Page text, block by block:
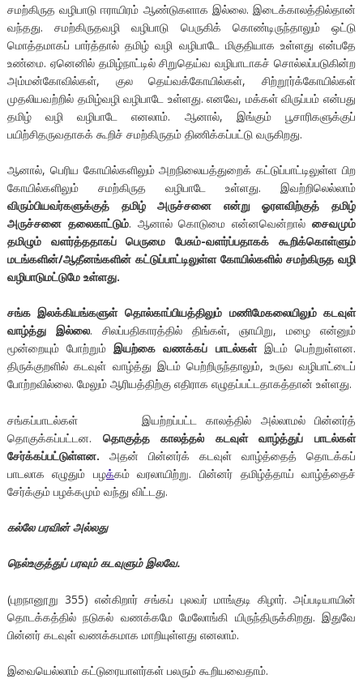
சமற்கிருத வழிபாடு ஈராயிரம் ஆண்டுகளாக இல்லை. இடைக்காலத்தில்தான்
வந்தது. சமற்கிருதவழி வழிபாடு பெருகிக் கொண்டிருந்தாலும் ஒட்டு
மொத்தமாகப் பார்த்தால் தமிழ் வழி வழிபாடே மிகுதியாக உள்ளது என்பதே
உண்மை. ஏனெனில் தமிழ்நாட்டில் சிறுதெய்வ வழிபாடாகச் சொல்லப்படுகின்ற
அம்மன்கோவில்கள், குல தெய்வக்கோயில்கள், சிற்றூர்க்கோயில்கள்
முதலியவற்றில் தமிழ்வழி வழிபாடே உள்ளது. எனவே, மக்கள் விருப்பம் என்பது
தமிழ் வழி வழிபாடே எனலாம். ஆனால், இங்கும் பூசாரிகளுக்குப்
பயிற்சிதருவதாகக் கூறிச் சமற்கிருதம் திணிக்கப்பட்டு வருகிறது.
ஆனால், பெரிய கோயில்களிலும் அறநிலையத்துறைக் கட்டுப்பாட்டிலுள்ள பிற
கோயில்களிலும் சமற்கிருத வழிபாடே உள்ளது. இவற்றிலெல்லாம்
விரும்பியவர்களுக்குத் தமிழ் அருச்சனை என்று ஓரளவிற்குத் தமிழ்
அருச்சனை தலைகாட்டும். ஆனால் கொடுமை என்னவென்றால்சைவமும்
தமிழும் வளர்த்ததாகப் பெருமை பேசும்-வளர்ப்பதாகக் கூறிக்கொள்ளும்
மடங்களின்/ஆதீனங்களின் கட்டுப்பாட்டிலுள்ள கோயில்களில் சமற்கிருத வழி
வழிபாடுமட்டுமே உள்ளது.
சங்க இலக்கியங்களுள் தொல்காப்பியத்திலும் மணிமேகலையிலும் கடவுள்
வாழ்த்து இல்லை. சிலப்பதிகாரத்தில் திங்கள், ஞாயிறு, மழை என்னும்
மூன்றையும் போற்றும்இயற்கை வணக்கப் பாடல்கள்இடம் பெற்றுள்ளன.
திருக்குறளில் கடவுள் வாழ்த்து இடம் பெற்றிருந்தாலும், உருவ வழிபாட்டைப்
போற்றவில்லை. மேலும் ஆரியத்திற்கு எதிராக எழுதப்பட்டதாகத்தான் உள்ளது.
சங்கப்பாடல்கள் இயற்றப்பட்ட காலத்தில் அல்லாமல் பின்னர்த்
தொகுக்கப்பட்டன. தொகுத்த காலத்தல் கடவுள் வாழ்த்துப் பாடல்கள்
சேர்க்கப்பட்டுள்ளன. அதன் பின்னர்க் கடவுள் வாழ்த்தைத் தொடக்கப்
பாடலாக எழுதும் பழக்கம் வரலாயிற்று. பின்னர் தமிழ்த்தாய் வாழ்த்தைச்
சேர்க்கும் பழக்கமும் வந்து விட்டது.
கல்லே பரவின் அல்லது
நெல்உகுத்துப் பரவும் கடவுளும் இலவே.
(புறநானூறு 355) என்கிறார் சங்கப் புலவர் மாங்குடி கிழார். அப்படியாயின்
தொடக்கத்தில் நடுகல் வணக்கமே மேலோங்கி யிருந்திருக்கிறது. இதுவே
பின்னர் கடவுள் வணக்கமாக மாறியுள்ளது எனலாம்.
இவையெல்லாம் கட்டுரையாளர்கள் பலரும் கூறியவைதாம்.